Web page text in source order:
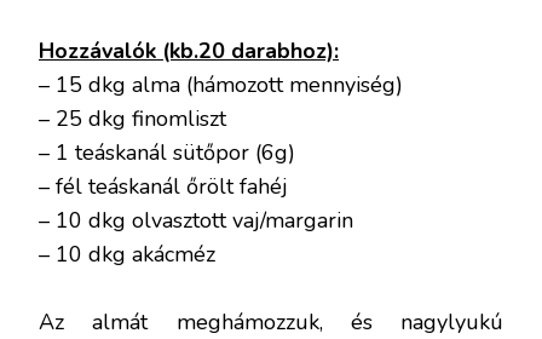
Hozzávalók (kb.20 darabhoz):
– 15 dkg alma (hámozott mennyiség)
– 25 dkg finomliszt
– 1 teáskanál sütőpor (6g)
– fél teáskanál őrölt fahéj
– 10 dkg olvasztott vaj/margarin
– 10 dkg akácméz
Az almát meghámozzuk, és nagylyukú